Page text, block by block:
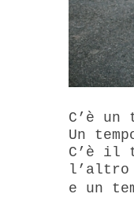
C’è un
Un
C’è il
l’altro
e un